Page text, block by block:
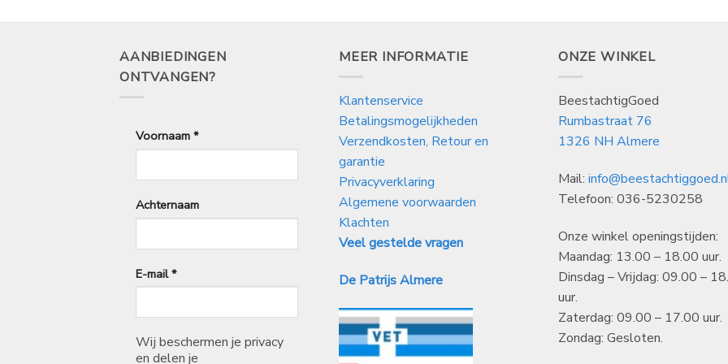
AANBIEDINGEN
ONTVANGEN?
Voornaam *
Achternaam
E-mail*
Wij beschermen je privacy
en delen je
MEER INFORMATIE
Klantenservice
Betalingsmogelijkheden
Verzendkosten, Retour en
garantie
Privacyverklaring
Algemene voorwaarden
Klachten
Veel gestelde vragen
De Patrijs Almere
ONZE WINKEL
BeestachtigGoed
Rumbastraat 76
1326 NH Almere
Mail:
Telefoon: 036-5230258
Onze winkel openingstijden:
Maandag: 13.00 – 18.00 uur.
Dinsdag – Vrijdag: 09.00 –
uur.
Zaterdag: 09.00 – 17.00 uur.
Zondag: Gesloten.